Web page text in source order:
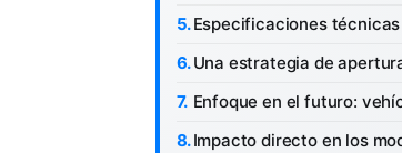
Especificaciones
Una estrategia de
Enfoque en el futuro:
Impacto directo en los